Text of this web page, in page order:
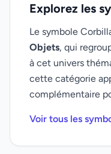
Explorez les
Le symbole
Objets, qui
à cet univers
cette catégorie
complémentaire
Voir tous les